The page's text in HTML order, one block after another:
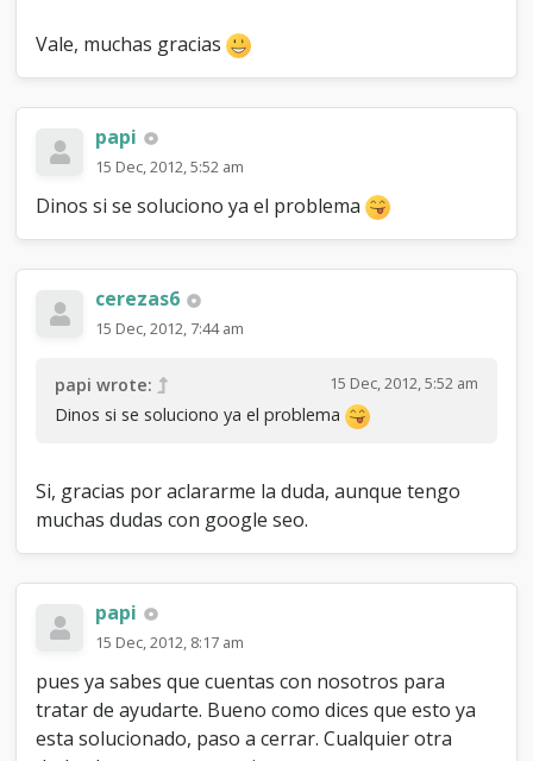
Vale, muchas gracias
papi
15 Dec, 2012, 5:52 am
Dinos si se soluciono ya el problema
cerezas6
15 Dec, 2012, 7:44 am
15 Dec, 2012, 5:52 am
papi wrote:
Dinos si se soluciono ya el problema
Si, gracias por aclararme la duda, aunque tengo
muchas dudas con google seo.
papi
15 Dec, 2012, 8:17 am
pues ya sabes que cuentas con nosotros para
tratar de ayudarte. Bueno como dices que esto ya
esta solucionado, paso a cerrar. Cualquier otra